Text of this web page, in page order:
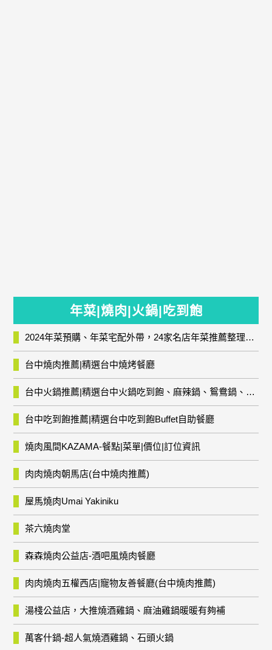
年菜|燒肉|火鍋|吃到飽
2024年菜預購、年菜宅配外帶，24家名店年菜推薦整理，圍爐輕鬆上菜團圓趣
台中燒肉推薦|精選台中燒烤餐廳
台中火鍋推薦|精選台中火鍋吃到飽、麻辣鍋、鴛鴦鍋、石頭火鍋、酸菜白肉鍋、海鮮鍋、燒酒雞、麻油雞、壽喜燒等熱門人氣火鍋店!
台中吃到飽推薦|精選台中吃到飽Buffet自助餐廳
燒肉風間KAZAMA-餐點|菜單|價位|訂位資訊
肉肉燒肉朝馬店(台中燒肉推薦)
屋馬燒肉Umai Yakiniku
茶六燒肉堂
森森燒肉公益店-酒吧風燒肉餐廳
肉肉燒肉五權西店|寵物友善餐廳(台中燒肉推薦)
湯棧公益店，大推燒酒雞鍋、麻油雞鍋暖暖有夠補
萬客什鍋-超人氣燒酒雞鍋、石頭火鍋